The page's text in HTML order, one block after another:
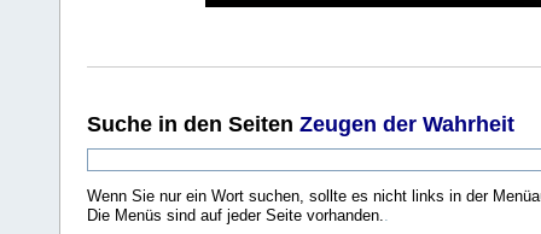
Suche in den Seiten Zeugen der Wahrheit
Wenn Sie nur ein Wort suchen, sollte es nicht links in der
Die Menüs sind auf jeder Seite vorhanden..